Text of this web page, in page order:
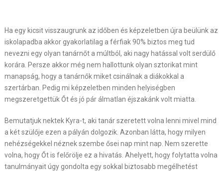
Ha egy kicsit visszaugrunk az időben és képzeletben újra beülünk az
iskolapadba akkor gyakorlatilag a férfiak 90% biztos meg tud
nevezni egy olyan tanárnőt a múltból, aki nagy hatással volt serdülő
korára. Persze akkor még nem hallottunk olyan sztorikat mint
manapság, hogy a tanárnők miket csinálnak a diákokkal a
szertárban. Pedig mi képzeletben minden helyiségben
megszeretgettük Őt és jó pár álmatlan éjszakánk volt miatta.
Bemutatjuk nektek Kyra-t, aki tanár szeretett volna lenni mivel mind
a két szülője ezen a pályán dolgozik. Azonban látta, hogy milyen
nehézségekkel néznek szembe ősei nap mint nap. Nem szerette
volna, hogy Őt is felőrölje ez a hivatás. Ahelyett, hogy folytatta volna
tanulmányait úgy gondolta egy sokkal biztosabb megélhetést